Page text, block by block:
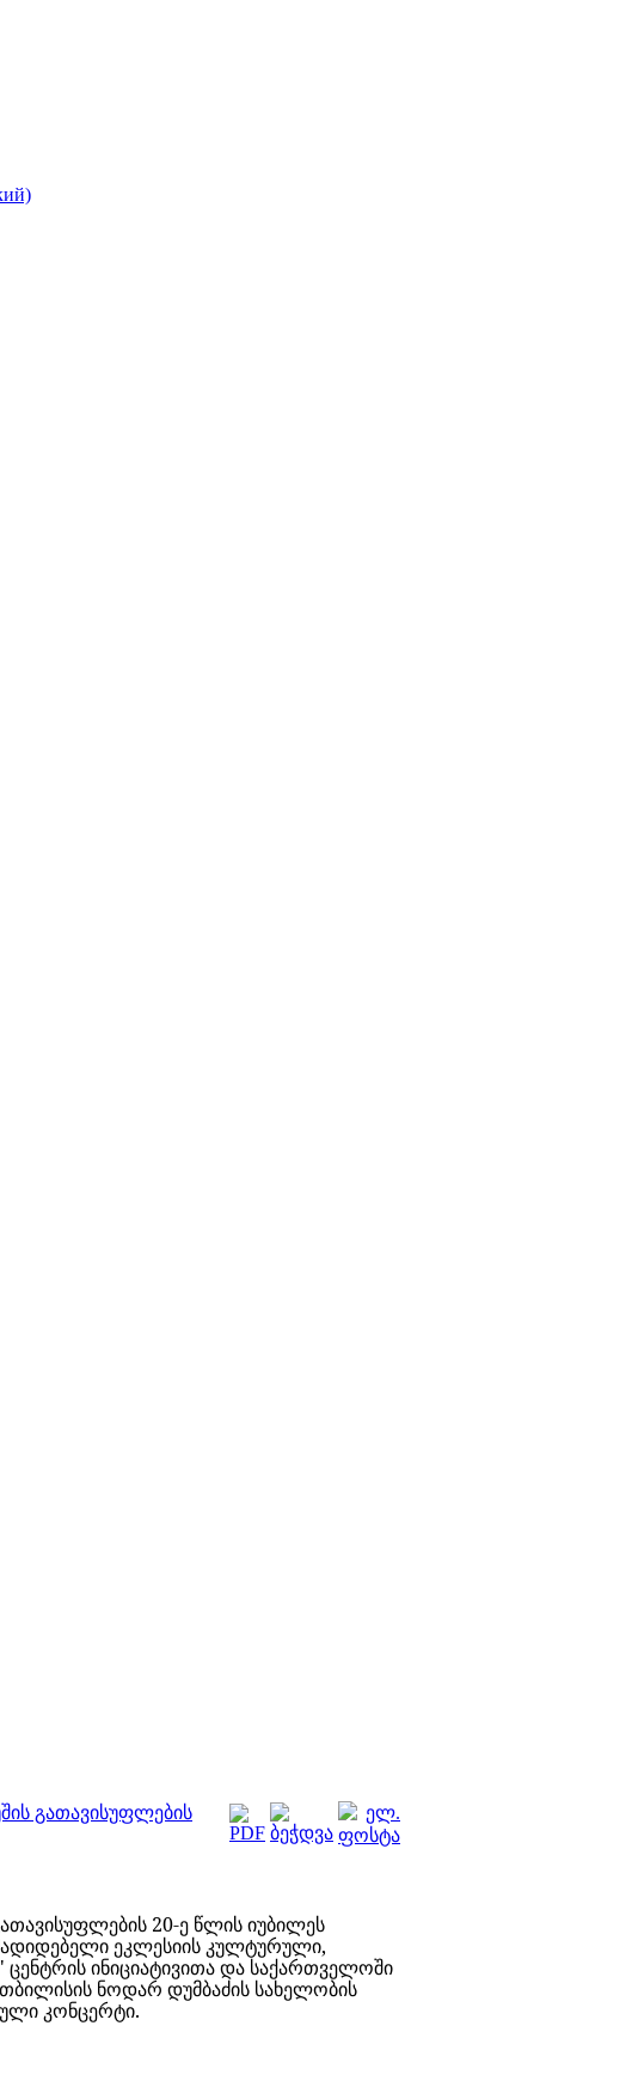
გათავისუფლების
20-ე წლის იუბილეს
ეკლესიის კულტურული,
ინიციატივითა და საქართველოში
ნოდარ დუმბაძის სახელობის
კონცერტი.